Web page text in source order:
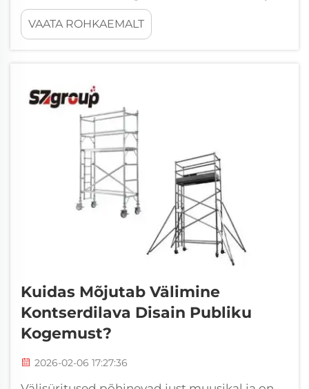
näited, edukaks läbiviimiseks. Ettevõttes
SZgroup erime end alumiiniumtruss-
süsteemide valmistamises, mis aitavad
alumiiniumtruss...
VAATA ROHKAEMALT
Kuidas Mõjutab Välimine
Kontserdilava Disain Publiku
Kogemust?
2026-02-06 17:27:36